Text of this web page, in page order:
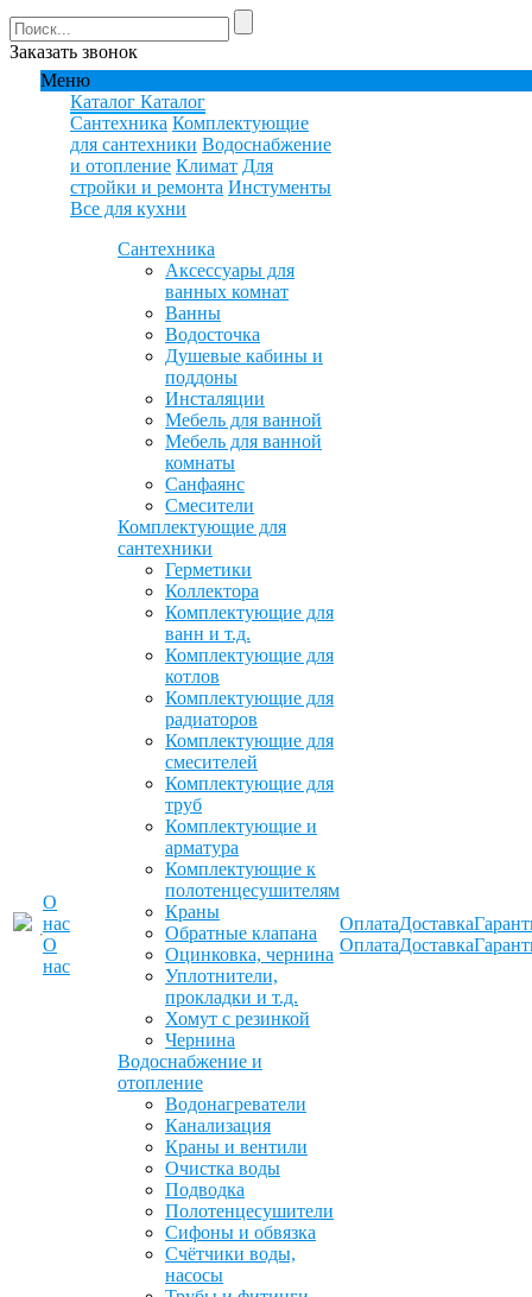
Заказать звонок
Меню
О
нас
О
нас
Каталог Каталог
Сантехника Комплектующие
для сантехники Водоснабжение
и отопление Климат Для
стройки и ремонта Инстументы
Все для кухни
Сантехника
Аксессуары для
ванных комнат
Ванны
Водосточка
Душевые кабины и
поддоны
Инсталяции
Мебель для ванной
Мебель для ванной
комнаты
Санфаянс
Смесители
Комплектующие для
сантехники
Герметики
Коллектора
Комплектующие для
ванн и т.д.
Комплектующие для
котлов
Комплектующие для
радиаторов
Комплектующие для
смесителей
Комплектующие для
труб
Комплектующие и
арматура
Комплектующие к
полотенцесушителям
Краны
Обратные клапана
Оцинковка, чернина
Уплотнители,
прокладки и т.д.
Хомут с резинкой
Чернина
Водоснабжение и
отопление
Водонагреватели
Канализация
Краны и вентили
Очистка воды
Подводка
Полотенцесушители
Сифоны и обвязка
Счётчики воды,
насосы
Оплата
Оплата
Доставка
Доставка